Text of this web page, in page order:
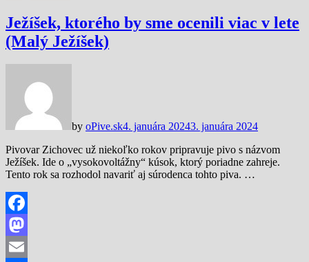
Ježíšek, ktorého by sme ocenili viac v lete
(Malý Ježíšek)
by oPive.sk4. januára 20243. januára 2024
Pivovar Zichovec už niekoľko rokov pripravuje pivo s názvom
Ježíšek. Ide o „vysokovoltážny“ kúsok, ktorý poriadne zahreje.
Tento rok sa rozhodol navariť aj súrodenca tohto piva. …
Facebook
Mastodon